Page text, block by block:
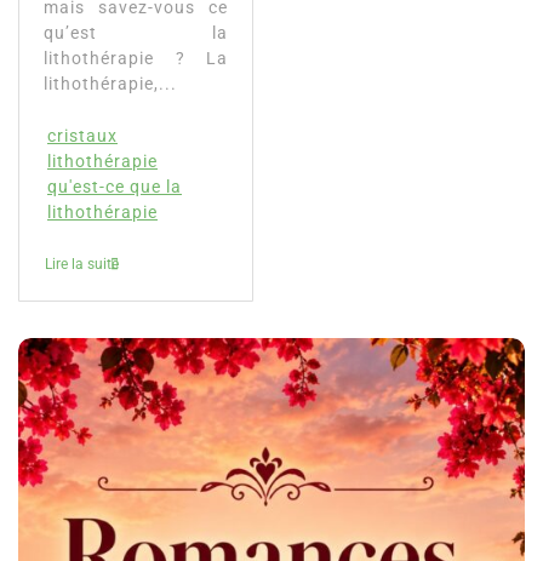
mais savez-vous ce
qu’est la
lithothérapie ? La
lithothérapie,...
cristaux
lithothérapie
qu'est-ce que la
lithothérapie
Lire la suite